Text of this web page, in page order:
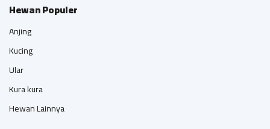
Hewan Populer
Anjing
Kucing
Ular
Kura kura
Hewan Lainnya